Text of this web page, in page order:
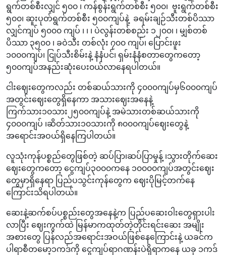
ရွက်တစ်စီးလျှင် ၅၀၀ ၊ ကန်စွန်းရွက်တစ်စီး ၅၀၀၊ ဗူးရွက်တစ်စီး
၅၀၀၊ ဆူးပုတ်ရွက်တစ်စီး ၅၀၀ကျပ်နဲ့ ခရမ်းချဉ်သီးတစ်ပိဿာ
လျှင်ကျပ် ၅၀၀၀ ကျပ် ၊ ၊ ၊ ပဲလွန်းတစ်စည်း ၁၂၀၀၊ ၊ မျှစ်တစ်
ပိဿာ ၃၅၀၀ ၊ ခဝဲသီး တစ်လုံး ၇၀၀ ကျပ်၊ ပြောင်းဖူး
‌၁၀၀၀ကျပ်၊ ငြုပ်သီးစိမ်းနဲ့ နံနံပင်၊ ရှမ်းနံနံစတာတွေကတော့
၅၀၀ကျပ်အနည်းဆုံးပေး၀ယ်လာနေရပါတယ်။
ငါးဈေးတွေကလည်း တစ်ဆယ်သားကို ၄၀၀၀ကျပ်မှ၆၀၀၀ကျပ်
အတွင်းဈေးတွေရှိနေကာ အသားဈေးအနေနဲ့
ကြက်သား၁၀သား၂၅၀၀ကျပ်နဲ့ အမဲသားတစ်ဆယ်သားကို
၄၀၀၀ကျပ် ၊ဆိတ်သား၁၀သားကို ၈၀၀၀ကျပ်ဈေးတွေနဲ့
အရောင်းအဝယ်ရှိနေကြပါတယ်။
လူသုံးကုန်ပစ္စည်တွေဖြစ်တဲ့ ဆပ်ပြာ၊ဆပ်ပြာမှုန့် ၊သွားတိုက်ဆေး
ဈေးတွေကတော့ ငွေကျပ်၃၀၀၀ကနေ ၁၀၀၀၀ကျပ်အတွင်းဈေး
တွေမှာရှိနေရာ ပြည်ပသွင်းကုန်တွေက ဈေးပိုမြင့်တက်နေ
ကြောင်းသိရပါတယ်။
ဆေးနဲ့ဆက်စပ်ပစ္စည်းတွေအနေနဲ့က ပြည်ပဆေးဝါးတွေရှားပါး
လာပြီး ဈေးကွက်ထဲ မြန်မာကထုတ်တဲ့တိုင်းရင်းဆေး အမျိုး
အစားတွေ ပြန်လည်အရောင်းအဝယ်ဖြစ်နေကြောင်းနဲ့ ယခင်က
ပါရာစီတမော့၁ကဒ်ကို ငွေကျပ်ရာဂဏန်းပဲရှိရာကနေ ယခု ၁ကဒ်